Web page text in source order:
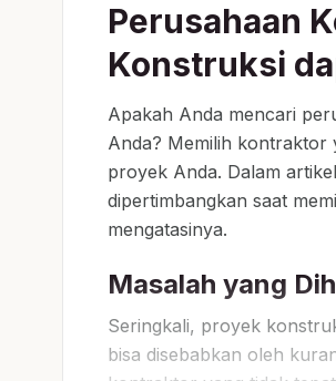
Perusahaan
Konstruksi
Apakah Anda mencari
Anda? Memilih kontraktor
proyek Anda. Dalam
dipertimbangkan saat
mengatasinya.
Masalah yang
Seringkali, proyek
bisa disebabkan oleh